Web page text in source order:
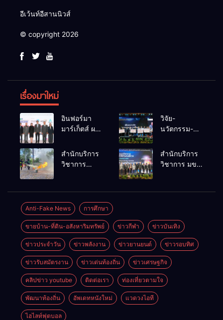
อีเว้นท์อีสานนิวส์
© copyright 2026
เรื่องมาใหม่
อินฟอร์มา
มาร์เก็ตส์ ผนึก
ธุรกิจท่อง
เที่ยว-บริการ
Thailand
2026 เชื่อม 4
งานใหญ่
สร้างโอกาส
ธุรกิจครบ
วงจร ด้วยครับ
วิจัย-
นวัตกรรม-
คือโอกาสใหม่
ของคนพิการ
เศรษฐกิจ
สำนักบริการ
วิชาการ
เพลิงขั้นต้น”
ยกระดับ
ศักยภาพเจ้า
หน้าที่ท้องถิ่น
รับมืออัคคีภัย
ตามมาตรฐาน
สากล
สำนักบริการ
วิชาการ มข.
เวทีระดับชาติ
NCPD 2026
เปลี่ยน “ผ้า
เหลือ” สู่ราย
ได้ที่ยั่งยืน
Anti-Fake News การศึกษา
ขายบ้าน-ที่ดิน-อสังหาริมทรัพย์ ข่าวกีฬา ข่าวบันเทิง
ข่าวประจำวัน ข่าวพลังงาน ข่าวยานยนต์ ข่าวรอบทิศ
ข่าวรับสมัตรงาน ข่าวเด่นท้องถิ่น ข่าวเศรษฐกิจ
คลิปข่าว youtube ติดต่อเรา ท่องเที่ยวตามใจ
พัฒนาท้องถิ่น อัพเดทหนังใหม่ แวดวงไอที
ไฮไลท์ฟุตบอล